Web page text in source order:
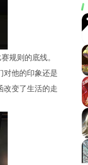
规则的底线。
对他的印象还是
改变了生活的走